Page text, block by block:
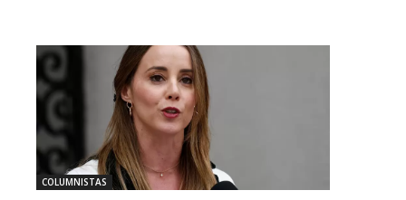
COLUMNISTAS